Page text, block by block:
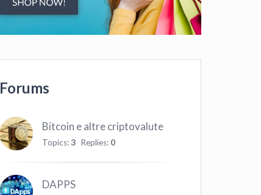
Forums
Bitcoin e altre criptovalute
Topics:3 Replies: 0
DAPPS